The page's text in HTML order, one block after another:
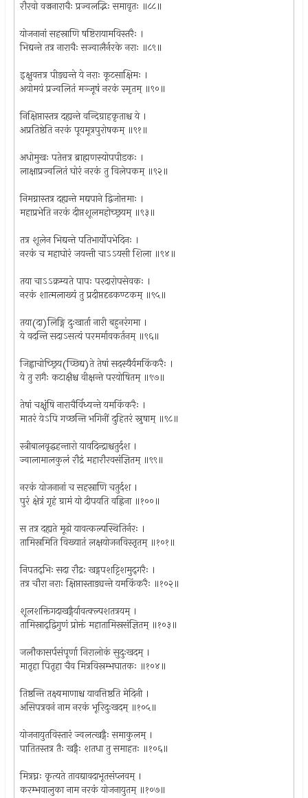
रौरवो वज्रनाराचैः प्रज्वलद्भिः समावृतः ॥८८॥
योजनानां सहस्राणि षष्टिरायामविस्तरैः ।
भिद्यन्ते तत्र नाराचैः सज्वालैर्नरके नराः ॥८९॥
इक्षुवत्तत्र पीड्यन्ते ये नराः कूटसाक्षिमः ।
अयोमयं प्रज्वलितं मञ्जूषं नरकं स्मृतम् ॥९०॥
निक्षिप्तास्तत्र दह्यन्ते वन्दिग्राहकृताश्च ये ।
अप्रतिष्ठेति नरकं पूयमूत्रपुरोषकम् ॥९१॥
अधोमुखः पतेत्तत्र ब्राह्मणस्योपपीडकः ।
लाक्षाप्रज्वलितं घोरं नरकं तु विलेपकम् ॥९२॥
निमग्नास्तत्र दह्यन्ते मद्यपाने द्विजोत्तमाः ।
महाप्रभेति नरकं दीप्तशूलमहोच्छ्रयम् ॥९३॥
तत्र शूलेन भिद्यन्ते पतिभार्योपभेदिनः ।
नरकं च महाघोरं जयन्ती चाऽऽयसी शिला ॥९४॥
तया चाऽऽक्रम्यते पापः परदारोपसेवकः ।
नरकं शात्मलाख्यं तु प्रदीप्तदृढकण्टकम् ॥९५॥
तया(दा)लिङ्गि दुःखार्ता नारी बहुनरंगमा ।
ये वदन्ति सदाऽसत्यं परमर्मावकर्तनम् ॥९६॥
जिह्वाचोच्छ्रिय(च्छिद्य)ते तेषां सदस्यैर्यमकिंकरैः ।
ये तु रागैः कटाक्षैश्च वीक्षन्ते परयोषितम् ॥९७॥
तेषां चक्षूंषि नाराचैर्विध्यन्ते यमकिंकरैः ।
मातरं येऽपि गच्छन्ति भगिनीं दुहितरं स्नुषाम् ॥९८॥
स्त्रीबालवृद्धहन्तारो यावदिन्द्राश्चतुर्दश ।
ज्वालामालकुलं रौद्रं महारौरवसंज्ञितम् ॥९९॥
नरकं योजनानां च सहस्राणि चतुर्दश ।
पुरं क्षेत्रं गृहं ग्रामं यो दीपयति वह्निना ॥१००॥
स तत्र दह्यते मूढो यावत्कल्पस्थितिर्नरः ।
तामिस्रमिति विख्यातं लक्षयोजनविस्तृतम् ॥१०१॥
निपतद्‌भिः सदा रौद्रः खड्गपशट्टिशमुद्‌गरैः ।
तत्र चौरा नराः क्षिप्तास्ताड्यन्ते यमकिंकरैः ॥१०२॥
शूलशक्तिगदाखड्गैर्यावत्क्ल्पशतत्रयम् ।
तामिस्राद्‌द्विगुणं प्रोक्तं महातामिस्रसंज्ञितम् ॥१०३॥
जलौकासर्पसंपूर्णा निरालोकं सुदुःखदम् ।
मातृहा पितृहा चैव मित्रविस्रम्भघातकः ॥१०४॥
तिष्ठन्ति तक्ष्यमाणाश्च यावत्तिष्ठति मेदिनी ।
असिपत्रवनं नाम नरकं भूरिदुःखदम् ॥१०५॥
योजनायुतविस्तारं ज्वलत्खड्गैः समाकुलम् ।
पातितस्तत्र तैः खड्गैः शतधा तु समाहतः ॥१०६॥
मित्रघ्नः कृत्यते तावद्यावदाभूतसंप्लवम् ।
करम्भवालुका नाम नरकं योजनायुतम् ॥१०७॥